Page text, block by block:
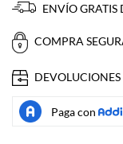
ENVÍO GRATIS
COMPRA
DEVOLUCIONES